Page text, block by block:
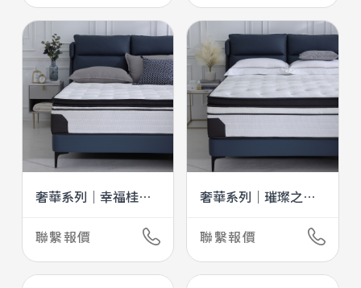
奢華系列｜幸福桂冠II
聯繫報價
奢華系列｜璀璨之星II
聯繫報價